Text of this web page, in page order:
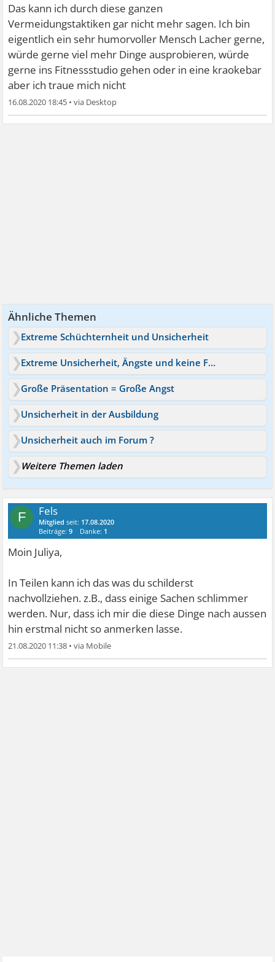
Das kann ich durch diese ganzen
Vermeidungstaktiken gar nicht mehr sagen. Ich bin
eigentlich ein sehr humorvoller Mensch Lacher gerne,
würde gerne viel mehr Dinge ausprobieren, würde
gerne ins Fitnessstudio gehen oder in eine kraokebar
aber ich traue mich nicht
16.08.2020 18:45 •
Ähnliche Themen
Extreme Schüchternheit und Unsicherheit
Extreme Unsicherheit, Ängste und keine Freunde - Hilfe!
Große Präsentation = Große Angst
Unsicherheit in der Ausbildung
Unsicherheit auch im Forum ?
Weitere Themen laden
F Fels
Mitglied seit: 17.08.2020
Beiträge:9 Danke: 1
Moin Juliya,
In Teilen kann ich das was du schilderst
nachvollziehen. z.B., dass einige Sachen schlimmer
werden. Nur, dass ich mir die diese Dinge nach aussen
hin erstmal nicht so anmerken lasse.
21.08.2020 11:38 •